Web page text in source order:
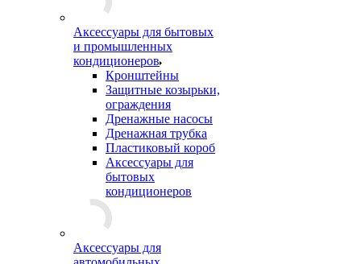
Аксессуары для бытовых
и промышленных
кондиционеров
Кронштейны
Защитные козырьки,
ограждения
Дренажные насосы
Дренажная трубка
Пластиковый короб
Аксессуары для
бытовых
кондиционеров
Аксессуары для